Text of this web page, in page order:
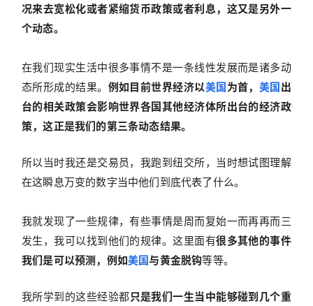
况来去宽松化或者紧缩货币政策或者利息，这又是另外一
个动态。
在我们现实生活中很多事情不是一条线性发展而是诸多动
态所形成的结果。 例如目前世界经济以美国为首， 美国出
台的相关政策会影响世界各国其他经济体所出台的经济政
策，这正是我们的第三条动态结果。
所以当时我还是交易员，我跑到纽交所，当时想试图理解
在这瞬息万变的数字当中他们到底代表了什么。
我就发现了一些规律，有些事情是周而复始一而再再而三
发生，我可以找到他们的规律。这里面有很多其他的事件
我们是可以预测，例如美国与黄金脱钩等等。
我所学到的这些经验都只是我们一生当中能够碰到几个重